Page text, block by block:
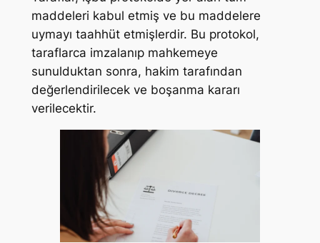
maddeleri kabul etmiş ve bu maddelere
uymayı taahhüt etmişlerdir. Bu protokol,
taraflarca imzalanıp mahkemeye
sunulduktan sonra, hakim tarafından
değerlendirilecek ve boşanma kararı
verilecektir.